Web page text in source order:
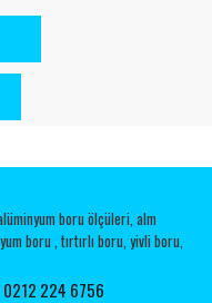
0212 224 6756